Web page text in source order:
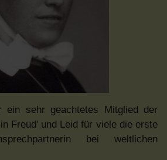
ein sehr geachtetes Mitglied der
Freud' und Leid für viele die erste
bei weltlichen